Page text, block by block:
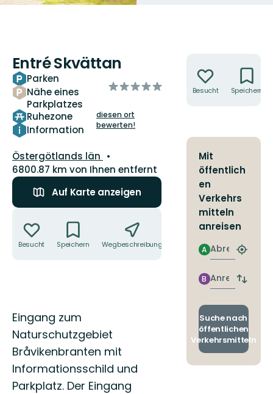
Entré Skvättan
Parken
Nähe eines
Parkplatzes
Ruhezone
Information
von
Sternen
diesen ort
bewerten!
Landkreis:
Östergötlands län
6800.87 km von Ihnen entfernt
Auf Karte anzeigen
Besucht Speichern Wegbeschreibung
Beschreibung
Eingang zum
Naturschutzgebiet
Bråvikenbranten mit
Informationsschild und
Parkplatz. Der Eingang
Besucht Speichern
Mit
öffentlich
en
Verkehrs
mitteln
anreisen
Abreise
A
finden
Anreise
B
Suche nach
öffentlichen
Verkehrsmitteln